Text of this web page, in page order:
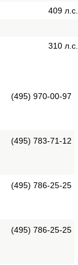
409 л.с.
310 л.с.
(495) 970-00-97
(495) 783-71-12
(495) 786-25-25
(495) 786-25-25